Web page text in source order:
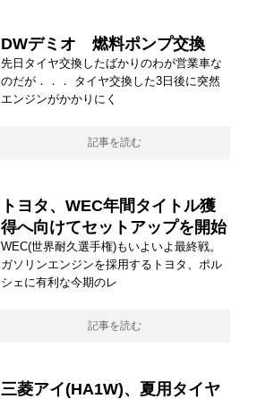
DWデミオ 燃料ポンプ交換
先日タイヤ交換したばかりのわが営業車な
のだが．．． タイヤ交換した3日後に突然
エンジンがかかりにく
記事を読む
トヨタ、WEC年間タイトル獲
得へ向けてセットアップを開始
WEC(世界耐久選手権)もいよいよ最終戦。
ガソリンエンジンを採用するトヨタ、ポル
シェに有利な今期のレ
記事を読む
三菱アイ(HA1W)、夏用タイヤ